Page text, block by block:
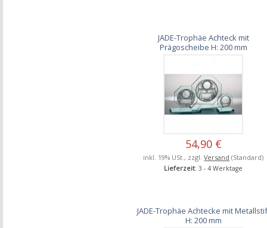
JADE-Trophäe Achteck mit
Prägoscheibe H: 200 mm
54,90 €
inkl. 19% USt., zzgl.Versand (Standard)
Lieferzeit: 3 - 4 Werktage
JADE-Trophäe Achtecke mit
H: 200 mm